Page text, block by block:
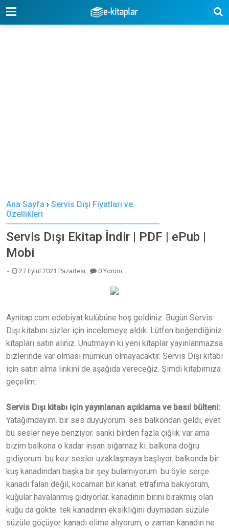
-->
Ana Sayfa › Servis Dışı Fiyatları ve
Özellikleri
Servis Dışı Ekitap İndir | PDF | ePub |
Mobi
27 Eylül 2021 Pazartesi 0 Yorum
Aynitap.com edebiyat kulübüne hoş geldiniz. Bugün Servis
Dışı kitabını sizler için incelemeye aldık. Lütfen beğendiğiniz
kitapları satın alınız. Unutmayın ki yeni kitaplar yayınlanmazsa
bizlerinde var olması mümkün olmayacaktır. Servis Dışı kitabı
için satın alma linkini de aşağıda vereceğiz. Şimdi kitabımıza
geçelim:
Servis Dışı kitabı için yayınlanan açıklama ve basıl bülteni:
Yatağımdayım. bir ses duyuyorum. ses balkondan geldi, evet.
bu sesler neye benziyor. sanki birden fazla çığlık var ama
bizim balkona o kadar insan sığamaz ki. balkona doğru
gidiyorum. bu kez sesler uzaklaşmaya başlıyor. balkonda bir
kuş kanadından başka bir şey bulamıyorum. bu öyle serçe
kanadı falan değil, kocaman bir kanat. etrafıma bakıyorum,
kuğular havalanmış gidiyorlar. kanadının birini bırakmış olan
kuğu da gökte. tek kanadının eksikliğini duymadan süzüle
süzüle göçüyor. kanadı elime alıyorum, o zaman kanadın ne